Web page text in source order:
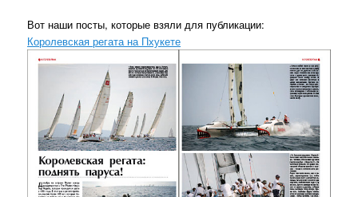
Вот наши посты, которые взяли для публикации:
Королевская регата на Пхукете